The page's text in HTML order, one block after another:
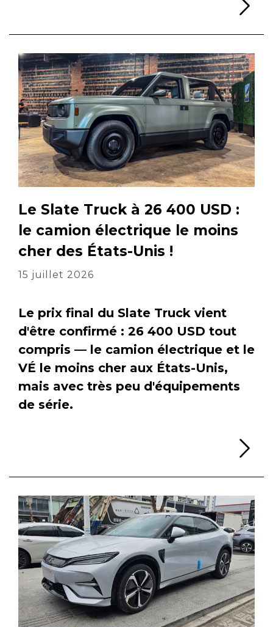
Le Slate Truck à 26 400 USD :
le camion électrique le moins
cher des États-Unis !
15 juillet 2026
Le prix final du Slate Truck vient
d'être confirmé : 26 400 USD tout
compris — le camion électrique et le
VÉ le moins cher aux États-Unis,
mais avec très peu d'équipements
de série.